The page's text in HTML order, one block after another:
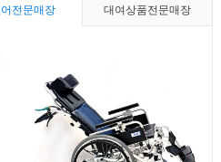
전문매장 대여상품전문매장